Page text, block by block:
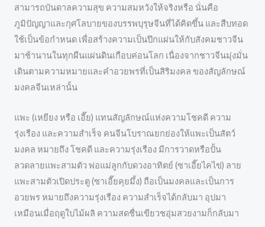
สามารถบันดาลความสุข ความสมหวังให้จริงหรือ นั่นคือ
ภูมิปัญญาและกุศโลบายของบรรพบุรุษจีนที่ได้คิดขึ้น และสืบทอด
ใช้เป็นข้อกำหนด เพื่อสร้างความเป็นปึกแผ่นให้กับสังคมชาวจีน
มาช้านานในทุกผืนแผ่นดินเกือบค่อนโลก เนื่องจากชาวจีนมุ่งมั่น
เดินตามความหมายและคำอวยพรที่เป็นสิริมงคล ของสัญลักษณ์
มงคลจีนเหล่านั้น
แพะ (เหยียง หรือ เอี๊ย) แทนสัญลักษณ์แห่งความโชคดี ความ
รุ่งเรือง และความสำเร็จ คนจีนโบราณยกย่องให้แพะเป็นสัตว์
มงคล หมายถึง โชคดี และความรุ่งเรือง มีการวาดหรือปั้น
ลวดลายแพะสามตัว พ่อแม่ลูกกับดวงอาทิตย์ (ซาเอี๊ยไคไข่) ลาย
แพะสามตัวเปิดประตู (ซาเอี๊ยคุยมึ้ง) ถือเป็นมงคลและเป็นการ
อวยพร หมายถึงความรุ่งเรือง ความสำเร็จได้กลับมา อุปมา
เหมือนเมื่อฤดูใบไม้ผลิ ความสดชื่นเขียวชอุ่มสวยงามก็กลับมา